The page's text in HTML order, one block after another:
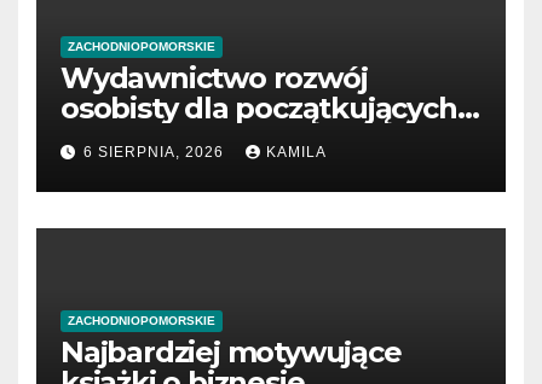
ZACHODNIOPOMORSKIE
Wydawnictwo rozwój
osobisty dla początkujących
przedsiębiorców
6 SIERPNIA, 2026 KAMILA
ZACHODNIOPOMORSKIE
Najbardziej motywujące